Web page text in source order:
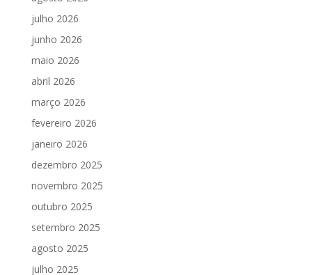
julho 2026
junho 2026
maio 2026
abril 2026
março 2026
fevereiro 2026
janeiro 2026
dezembro 2025
novembro 2025
outubro 2025
setembro 2025
agosto 2025
julho 2025